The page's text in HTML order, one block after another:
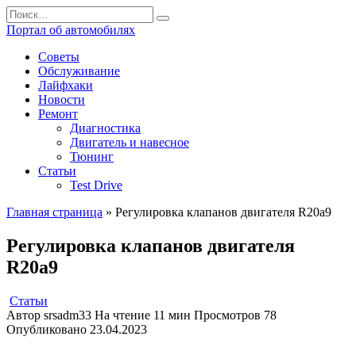
Перейти
к
содержанию
Search
for:
Портал об автомобилях
Советы
Обслуживание
Лайфхаки
Новости
Ремонт
Диагностика
Двигатель и навесное
Тюнинг
Статьи
Test Drive
Главная страница » Регулировка клапанов двигателя R20a9
Регулировка клапанов двигателя
R20a9
Статьи
Автор srsadm33 На чтение 11 мин Просмотров 78
Опубликовано 23.04.2023